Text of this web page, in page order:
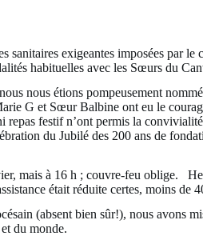
sanitaires exigeantes imposées par
habituelles avec les Sœurs du
nous étions pompeusement
G et Sœur Balbine ont eu le
repas festif n’ont permis la
du Jubilé des 200 ans de
mais à 16 h ; couvre-feu oblige.
était réduite certes, moins
(absent bien sûr!), nous avons
du monde.